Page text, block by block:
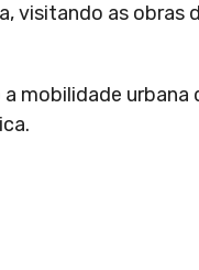
visitando as
mobilidade